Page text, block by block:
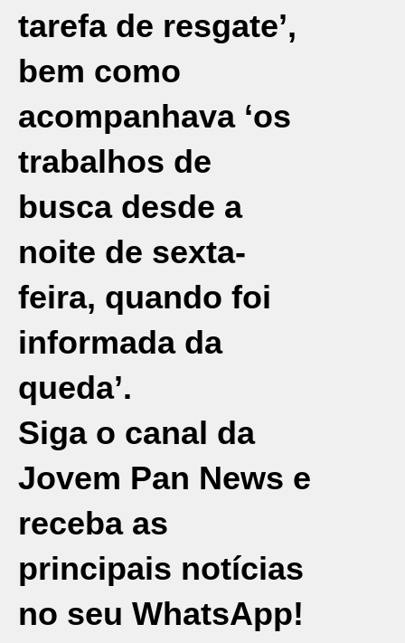
tarefa de resgate’,
bem como
acompanhava ‘os
trabalhos de
busca desde a
noite de sexta-
feira, quando foi
informada da
queda’.
Siga o canal da
Jovem Pan News e
receba as
principais notícias
no seu WhatsApp!